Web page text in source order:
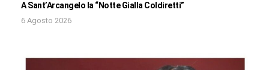
A Sant’Arcangelo la “Notte Gialla Coldiretti”
6 Agosto 2026